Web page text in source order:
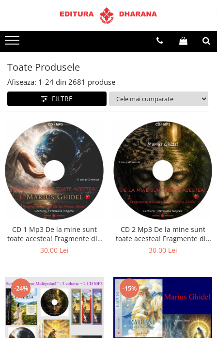
Terapii
Dietoterapie
Toate Produsele
Afiseaza: 1-24 din 2681 produse
FILTRE
CD 1 Mp3 De la mine sunt
toate acestea! Fragmente din
cărțile lui Marius Ghidel
30,00 Lei
CD 2 Mp3 De la mine sunt
toate acestea! Fragmente din
cărțile lui Marius Ghidel
30,00 Lei
-24% -15%